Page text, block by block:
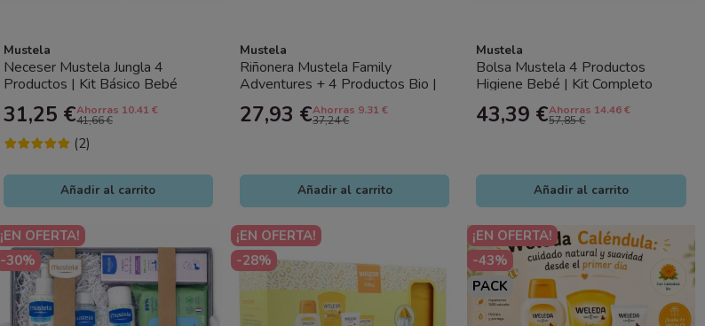
Mustela
Neceser Mustela Jungla 4
Productos | Kit Básico Bebé
31,25 €Ahorras 10.41 €
41,66 €
(2)
Añadir al carrito
Mustela
Riñonera Mustela Family
Adventures + 4 Productos Bio |
27,93 €Ahorras 9.31 €
37,24 €
Añadir al carrito
Mustela
Bolsa Mustela 4 Productos
Higiene Bebé | Kit Completo
43,39 €Ahorras 14.46 €
57,85 €
Añadir al carrito
¡EN OFERTA!
-30%
¡EN OFERTA!
-28%
¡EN OFERTA!
-43%
PACK